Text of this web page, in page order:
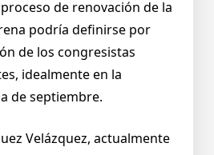
de renovación de la
podría definirse por
de los congresistas
idealmente en la
de septiembre.
Velázquez, actualmente